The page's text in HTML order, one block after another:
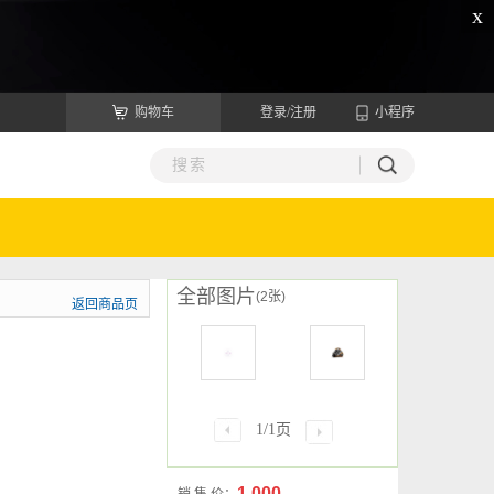
x
购物车 登录/注册 小程序
返回商品页 全部图片(2张)
1/1页